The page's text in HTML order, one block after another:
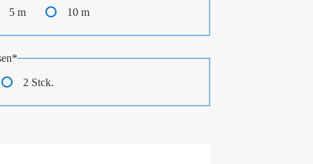
5 m 10 m
*
2 Stck.